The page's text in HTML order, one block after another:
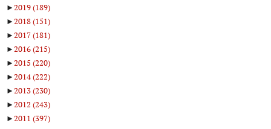
►2019(189)
►2018(151)
►2017(181)
►2016(215)
►2015 (220)
►2014(222)
►2013(230)
►2012 (243)
►2011 (397)